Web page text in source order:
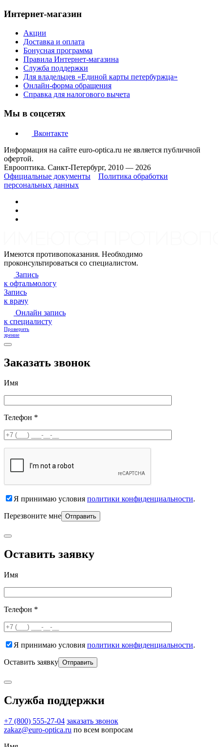
Интернет-магазин
Акции
Доставка и оплата
Бонусная программа
Правила Интернет-магазина
Служба поддержки
Для владельцев «Единой карты петербуржца»
Онлайн-форма обращения
Справка для налогового вычета
Мы в соцсетях
Вконтакте
Информация на сайте euro-optica.ru не является публичной
офертой.
Еврооптика. Санкт-Петербург, 2010 — 2026
Официальные документы
Политика обработки
персональных данных
Имеются противопоказания. Необходимо
проконсультироваться со специалистом.
Запись
к офтальмологу
Запись
к врачу
Онлайн запись
к специалисту
Проверить
зрение
Заказать звонок
Имя
Телефон *
Я принимаю условия политики конфиденциальности.
Перезвоните мне
Оставить заявку
Имя
Телефон *
Я принимаю условия политики конфиденциальности.
Оставить заявку
Служба поддержки
+7 (800) 555-27-04 заказать звонок
zakaz@euro-optica.ru по всем вопросам